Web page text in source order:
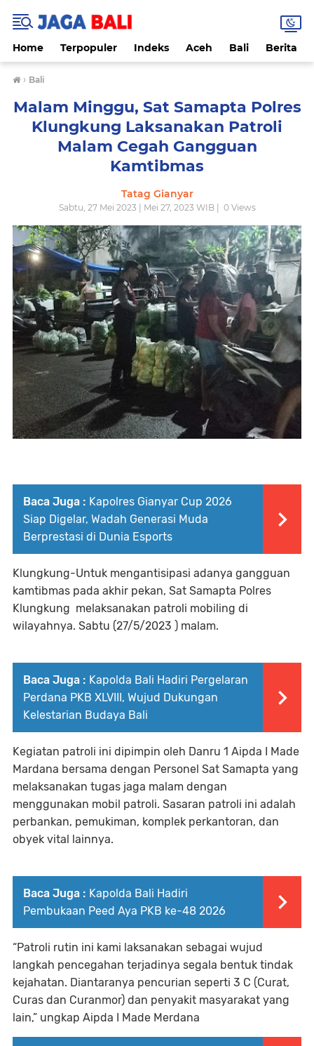
Home Terpopuler Indeks Aceh Bali Berita
› Bali
Malam Minggu, Sat Samapta Polres
Klungkung Laksanakan Patroli
Malam Cegah Gangguan
Kamtibmas
Tatag Gianyar
Sabtu, 27 Mei 2023 | Mei 27, 2023 WIB | 0Views
Baca Juga : Kapolres Gianyar Cup 2026
Siap Digelar, Wadah Generasi Muda
Berprestasi di Dunia Esports
Klungkung-Untuk mengantisipasi adanya gangguan
kamtibmas pada akhir pekan, Sat Samapta Polres
Klungkung melaksanakan patroli mobiling di
wilayahnya. Sabtu (27/5/2023 ) malam.
Baca Juga : Kapolda Bali Hadiri Pergelaran
Perdana PKB XLVIII, Wujud Dukungan
Kelestarian Budaya Bali
Kegiatan patroli ini dipimpin oleh Danru 1 Aipda I Made
Mardana bersama dengan Personel Sat Samapta yang
melaksanakan tugas jaga malam dengan
menggunakan mobil patroli. Sasaran patroli ini adalah
perbankan, pemukiman, komplek perkantoran, dan
obyek vital lainnya.
Baca Juga : Kapolda Bali Hadiri
Pembukaan Peed Aya PKB ke-48 2026
“Patroli rutin ini kami laksanakan sebagai wujud
langkah pencegahan terjadinya segala bentuk tindak
kejahatan. Diantaranya pencurian seperti 3 C (Curat,
Curas dan Curanmor) dan penyakit masyarakat yang
lain,” ungkap Aipda I Made Merdana